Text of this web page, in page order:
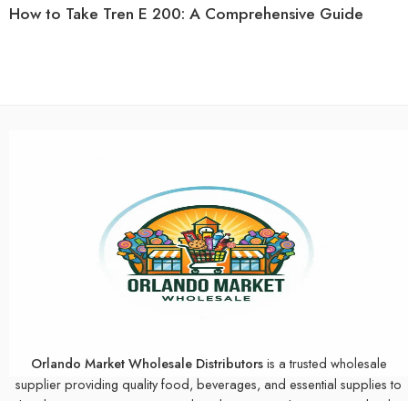
How to Take Tren E 200: A Comprehensive Guide
Orlando Market Wholesale Distributorsis a trusted wholesale
supplier providing quality food, beverages, and essential supplies to